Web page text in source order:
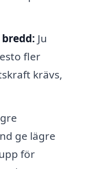
Ju
fler
krävs,
ge lägre
för